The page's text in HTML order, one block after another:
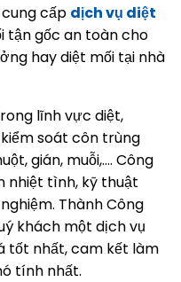
cấp dịch vụ diệt
tận gốc an toàn cho
hay diệt mối tại nhà
lĩnh vực diệt,
soát côn trùng
gián, muỗi,…. Công
nhiệt tình, kỹ thuật
Thành Công
khách một dịch vụ
tốt nhất, cam kết làm
tính nhất.